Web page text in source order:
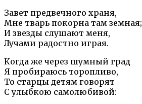
Завет предвечного храня,
Мне тварь покорна там земная;
И звезды слушают меня,
Лучами радостно играя.
Когда же через шумный град
Я пробираюсь торопливо,
То старцы детям говорят
С улыбкою самолюбивой: